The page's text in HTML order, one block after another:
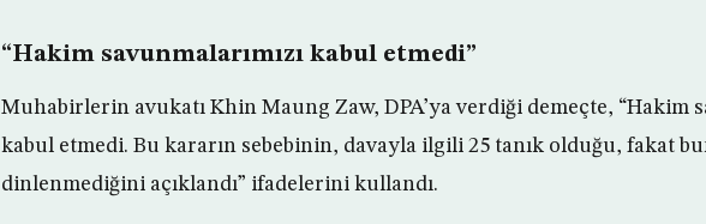
“Hakim savunmalarımızı kabul etmedi”
Muhabirlerin avukatı Khin Maung Zaw, DPA’ya verdiği demeçte, “Hakim
kabul etmedi. Bu kararın sebebinin, davayla ilgili 25 tanık olduğu, fakat
dinlenmediğini açıklandı” ifadelerini kullandı.